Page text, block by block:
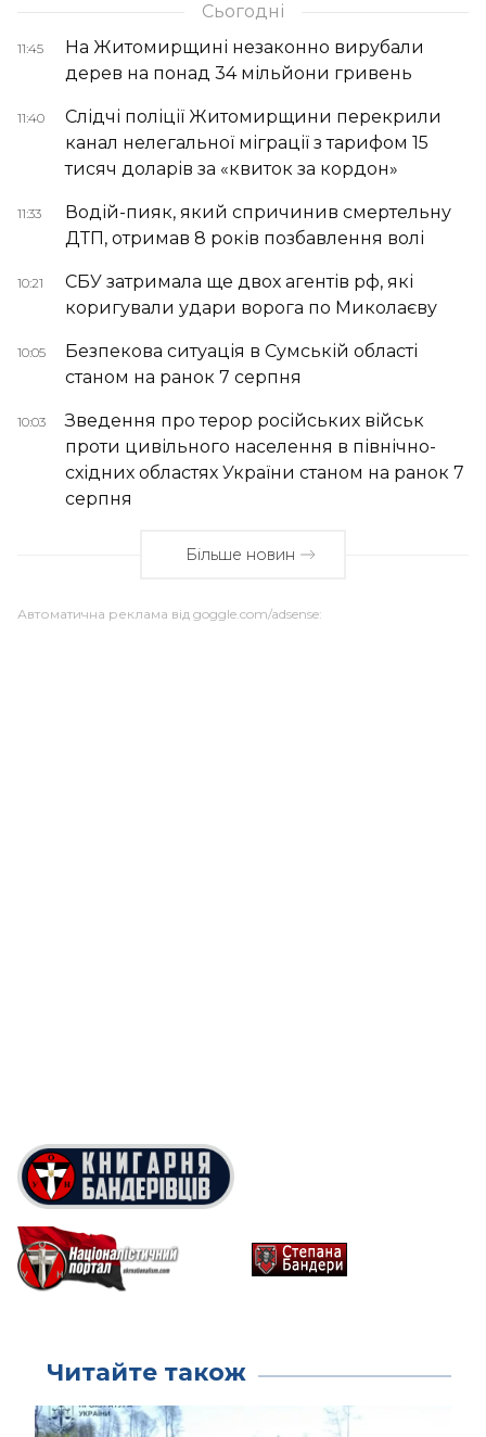
Сьогодні
11:45
На Житомирщині незаконно вирубали
дерев на понад 34 мільйони гривень
11:40
Слідчі поліції Житомирщини перекрили
канал нелегальної міграції з тарифом 15
тисяч доларів за «квиток за кордон»
11:33
Водій-пияк, який спричинив смертельну
ДТП, отримав 8 років позбавлення волі
10:21
СБУ затримала ще двох агентів рф, які
коригували удари ворога по Миколаєву
10:05
Безпекова ситуація в Сумській області
станом на ранок 7 серпня
10:03
Зведення про терор російських військ
проти цивільного населення в північно-
східних областях України станом на ранок 7
серпня
Більше новин
Автоматична реклама від goggle.com/adsense:
Читайте також